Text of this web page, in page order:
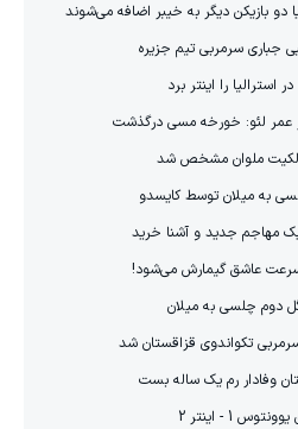
دو بازیکن دیگر به خیبر اضافه می‌شوند
جباری سرمربی تیم جزیره
در استرالیا را اینتر برد
عمر لئو: خورخه مسی درگذشت
ملوان مشخص شد
به میلان توسط کایسدو
مهاجم جدید و آشنا خرید
سرعت عاشق گیمارش می‌شود!
دوم چلسی به میلان
تکواندوی قزاقستان شد
وفادار رم یک ساله بست
1 - اینتر 2